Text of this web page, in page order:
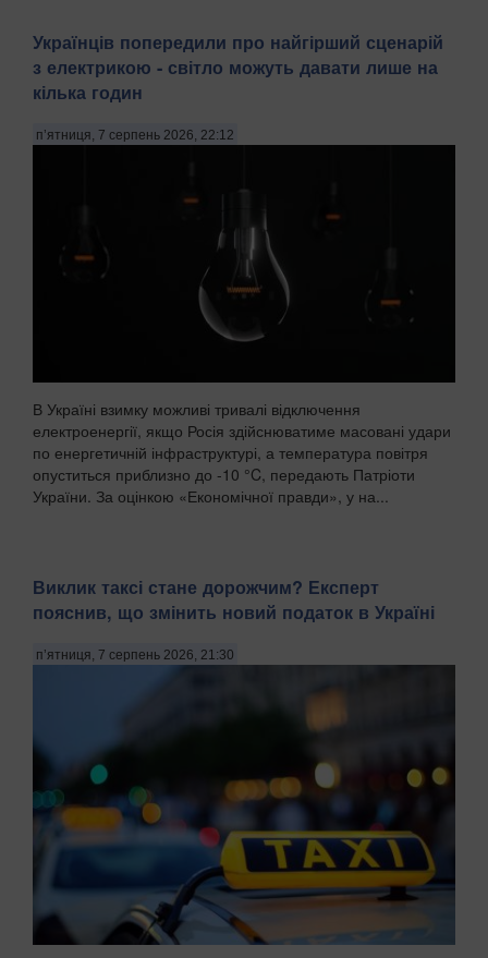
Українців попередили про найгірший сценарій
з електрикою - світло можуть давати лише на
кілька годин
п’ятниця, 7 серпень 2026, 22:12
В Україні взимку можливі тривалі відключення
електроенергії, якщо Росія здійснюватиме масовані удари
по енергетичній інфраструктурі, а температура повітря
опуститься приблизно до -10 °C, передають Патріоти
України. За оцінкою «Економічної правди», у на...
Виклик таксі стане дорожчим? Експерт
пояснив, що змінить новий податок в Україні
п’ятниця, 7 серпень 2026, 21:30